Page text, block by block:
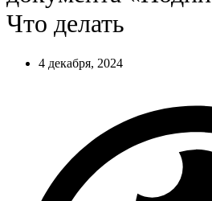
Что делать
4 декабря, 2024